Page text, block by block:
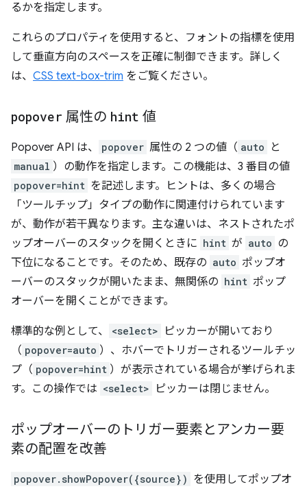
るかを指定します。
これらのプロパティを使用すると、フォントの指標を使用
して垂直方向のスペースを正確に制御できます。詳しく
は、 CSS text-box-trim をご覧ください。
popover 属性の hint 値
Popover API は、 popover 属性の 2 つの値（ auto と
manual ）の動作を指定します。この機能は、3 番目の値
popover=hint を記述します。ヒントは、多くの場合
「ツールチップ」タイプの動作に関連付けられています
が、動作が若干異なります。主な違いは、ネストされたポ
ップオーバーのスタックを開くときに hint が auto の
下位になることです。そのため、既存の auto ポップオ
ーバーのスタックが開いたまま、無関係の hint ポップ
オーバーを開くことができます。
標準的な例として、 <select>
ピッカーが開いており
（ popover=auto ）、ホバーでトリガーされるツールチッ
プ（ popover=hint ）が表示されている場合が挙げられま
す。この操作では <select> ピッカーは閉じません。
ポップオーバーのトリガー要素とアンカー要
素の配置を改善
popover.showPopover({source}) を使用してポップオ